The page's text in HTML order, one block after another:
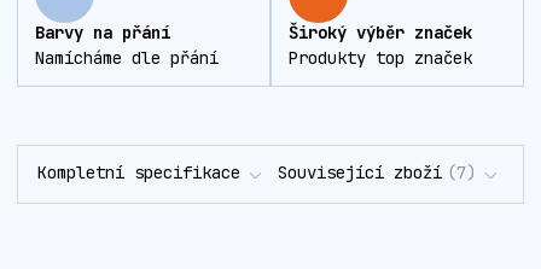
Barvy na přání
Namícháme dle přání
Široký výběr značek
Produkty top značek
Kompletní specifikace Související zboží 7